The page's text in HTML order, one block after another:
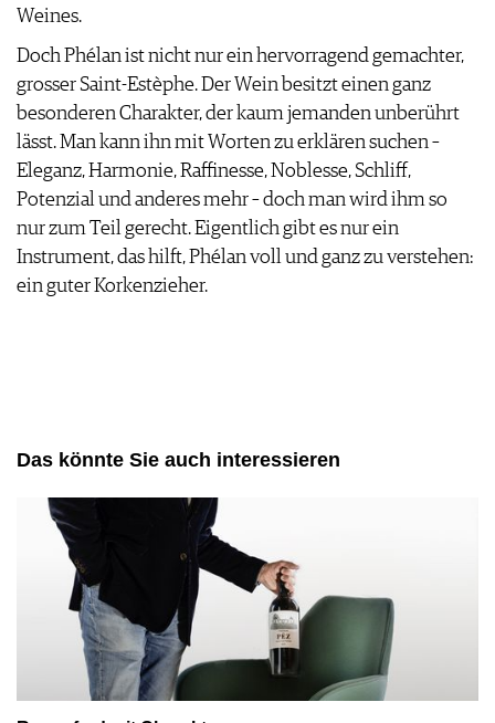
Weines.
Doch Phélan ist nicht nur ein hervorragend gemachter,
grosser Saint-Estèphe. Der Wein besitzt einen ganz
besonderen Charakter, der kaum jemanden unberührt
lässt. Man kann ihn mit Worten zu erklären suchen –
Eleganz, Harmonie, Raffinesse, Noblesse, Schliff,
Potenzial und anderes mehr – doch man wird ihm so
nur zum Teil gerecht. Eigentlich gibt es nur ein
Instrument, das hilft, Phélan voll und ganz zu verstehen:
ein guter Korkenzieher.
Das könnte Sie auch interessieren